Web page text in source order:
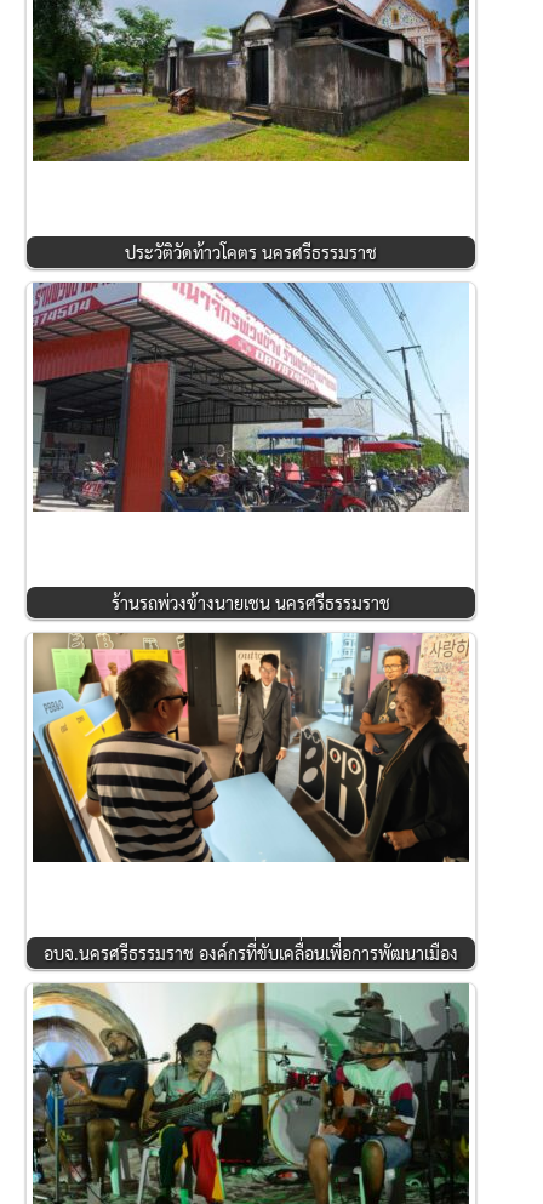
ประวัติวัดท้าวโคตร นครศรีธรรมราช
ร้านรถพ่วงข้างนายเชน นครศรีธรรมราช
อบจ.นครศรีธรรมราช องค์กรที่ขับเคลื่อนเพื่อการพัฒนาเมือง